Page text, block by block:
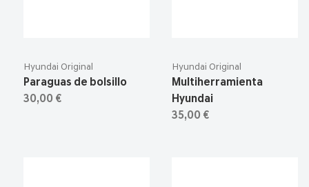
Hyundai Original
Paraguas de bolsillo
30,00 €
Hyundai Original
Multiherramienta
Hyundai
35,00 €